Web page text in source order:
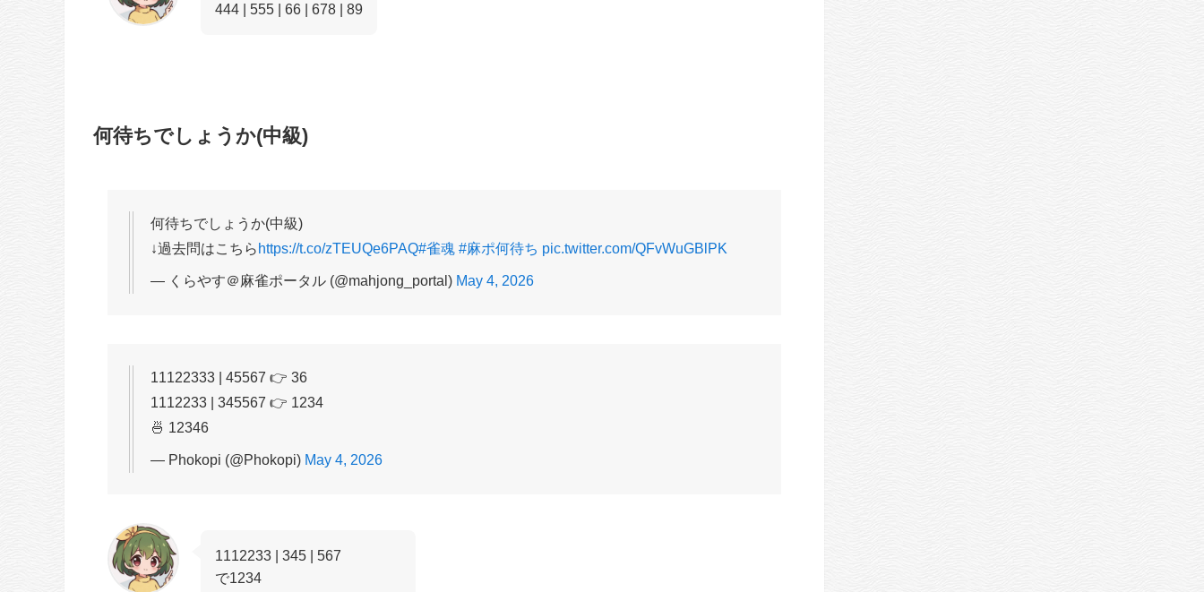
444 | 555 | 66 | 678 | 89
何待ちでしょうか(中級)
何待ちでしょうか(中級)
↓過去問はこちら https://t.co/zTEUQe6PAQ#雀魂 #麻ポ何待ち pic.twitter.com/QFvWuGBlPK
— くらやす＠麻雀ポータル (@mahjong_portal) May 4, 2026
11122333 | 45567 👉 36
1112233 | 345567 👉 1234
🍜 12346
— Phokopi (@Phokopi) May 4, 2026
1112233 | 345 | 567
で1234